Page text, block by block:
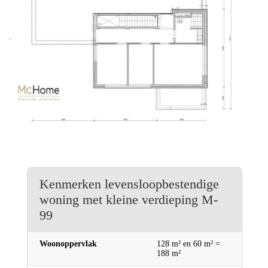
Kenmerken levensloopbestendige
woning met kleine verdieping M-
99
Woonoppervlak
128 m² en 60 m² =
188 m²